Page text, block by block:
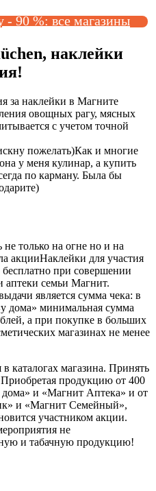
- 90 %: все магазины
наклейки
за наклейки в Магните
овощных рагу, мясных
с учетом точной
пожелать)Как и многие
у меня кулинар, а купить
по карману. Была бы
только на огне но и на
акцииНаклейки для участия
при совершении
аптеки семьи Магнит.
является сумма чека: в
дома» минимальная сумма
а при покупке в больших
магазинах не менее
каталогах магазина. Принять
продукцию от 400
и «Магнит Аптека» и от
и «Магнит Семейный»,
участником акции.
не
и табачную продукцию!